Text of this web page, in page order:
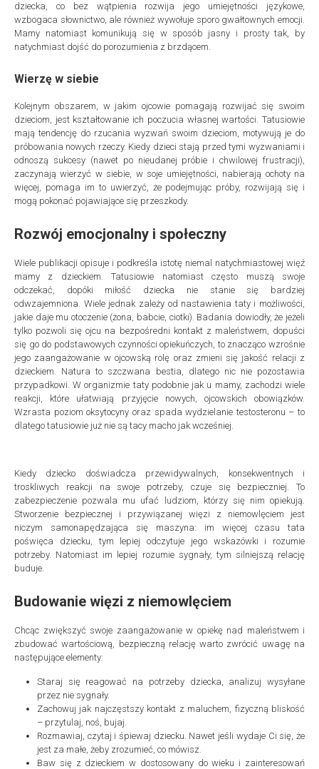
dziecka, co bez wątpienia rozwija jego umiejętności językowe,
wzbogaca słownictwo, ale również wywołuje sporo gwałtownych emocji.
Mamy natomiast komunikują się w sposób jasny i prosty tak, by
natychmiast dojść do porozumienia z brzdącem.
Wierzę w siebie
Kolejnym obszarem, w jakim ojcowie pomagają rozwijać się swoim
dzieciom, jest kształtowanie ich poczucia własnej wartości. Tatusiowie
mają tendencję do rzucania wyzwań swoim dzieciom, motywują je do
próbowania nowych rzeczy. Kiedy dzieci stają przed tymi wyzwaniami i
odnoszą sukcesy (nawet po nieudanej próbie i chwilowej frustracji),
zaczynają wierzyć w siebie, w soje umiejętności, nabierają ochoty na
więcej, pomaga im to uwierzyć, że podejmując próby, rozwijają się i
mogą pokonać pojawiające się przeszkody.
Rozwój emocjonalny i społeczny
Wiele publikacji opisuje i podkreśla istotę niemal natychmiastowej więź
mamy z dzieckiem. Tatusiowie natomiast często muszą swoje
odczekać, dopóki miłość dziecka nie stanie się bardziej
odwzajemniona. Wiele jednak zależy od nastawienia taty i możliwości,
jakie daje mu otoczenie (żona, babcie, ciotki). Badania dowiodły, że jeżeli
tylko pozwoli się ojcu na bezpośredni kontakt z maleństwem, dopuści
się go do podstawowych czynności opiekuńczych, to znacząco wzrośnie
jego zaangażowanie w ojcowską rolę oraz zmieni się jakość relacji z
dzieckiem. Natura to szczwana bestia, dlatego nic nie pozostawia
przypadkowi. W organizmie taty podobnie jak u mamy, zachodzi wiele
reakcji, które ułatwiają przyjęcie nowych, ojcowskich obowiązków.
Wzrasta poziom oksytocyny oraz spada wydzielanie testosteronu – to
dlatego tatusiowie już nie są tacy macho jak wcześniej.
Kiedy dziecko doświadcza przewidywalnych, konsekwentnych i
troskliwych reakcji na swoje potrzeby, czuje się bezpieczniej. To
zabezpieczenie pozwala mu ufać ludziom, którzy się nim opiekują.
Stworzenie bezpiecznej i przywiązanej więzi z niemowlęciem jest
niczym samonapędzająca się maszyna: im więcej czasu tata
poświęca dziecku, tym lepiej odczytuje jego wskazówki i rozumie
potrzeby. Natomiast im lepiej rozumie sygnały, tym silniejszą relację
buduje.
Budowanie więzi z niemowlęciem
Chcąc zwiększyć swoje zaangażowanie w opiekę nad maleństwem i
zbudować wartościową, bezpieczną relację warto zwrócić uwagę na
następujące elementy:
Staraj się reagować na potrzeby dziecka, analizuj wysyłane
przez nie sygnały.
Zachowuj jak najczęstszy kontakt z maluchem, fizyczną bliskość
– przytulaj, noś, bujaj.
Rozmawiaj, czytaj i śpiewaj dziecku. Nawet jeśli wydaje Ci się, że
jest za małe, żeby zrozumieć, co mówisz.
Baw się z dzieckiem w dostosowany do wieku i zainteresowań